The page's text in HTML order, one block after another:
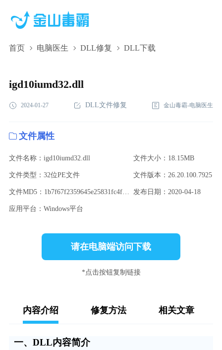
首页 电脑医生 DLL修复 DLL下载
igd10iumd32.dll,igd10iumd32.dll下载,igd10iumd32.dll修复
igd10iumd32.dll
2024-01-27 DLL文件修复 金山毒霸-电脑医生
文件属性
文件名称：igd10iumd32.dll 文件大小：18.15MB
文件类型：32位PE文件 文件版本：26.20.100.7925
文件MD5：1b7f67f2359645e25831fc4ff15badf6 发布日期：2020-04-18
应用平台：Windows平台
请在电脑端访问下载
*点击按钮复制链接
内容介绍 修复方法 相关文章
一、DLL内容简介